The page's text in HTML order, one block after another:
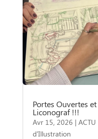
Portes Ouvertes
Liconograf !!!
Avr 15, 2026 |
d'Illustration